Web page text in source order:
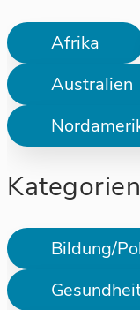
Afrika
Australien
Kategorien
Bildung/